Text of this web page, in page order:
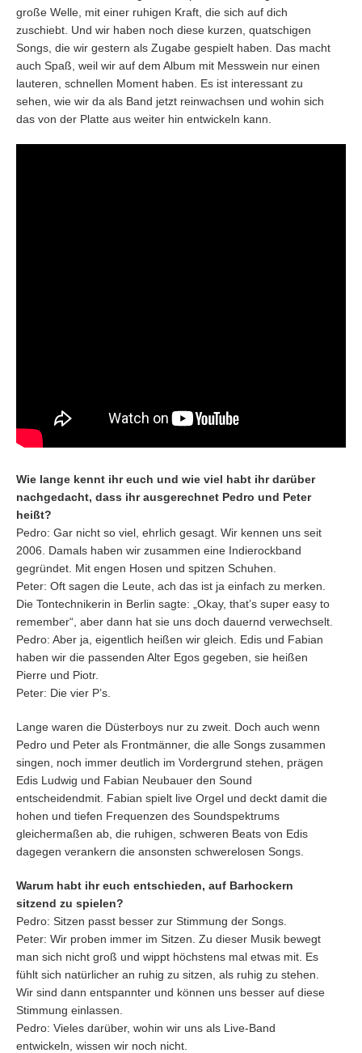
große Welle, mit einer ruhigen Kraft, die sich auf dich
zuschiebt. Und wir haben noch diese kurzen, quatschigen
Songs, die wir gestern als Zugabe gespielt haben. Das macht
auch Spaß, weil wir auf dem Album mit Messwein nur einen
lauteren, schnellen Moment haben. Es ist interessant zu
sehen, wie wir da als Band jetzt reinwachsen und wohin sich
das von der Platte aus weiter hin entwickeln kann.
Wie lange kennt ihr euch und wie viel habt ihr darüber
nachgedacht, dass ihr ausgerechnet Pedro und Peter
heißt?
Pedro: Gar nicht so viel, ehrlich gesagt. Wir kennen uns seit
2006. Damals haben wir zusammen eine Indierockband
gegründet. Mit engen Hosen und spitzen Schuhen.
Peter: Oft sagen die Leute, ach das ist ja einfach zu merken.
Die Tontechnikerin in Berlin sagte: „Okay, that’s super easy to
remember“, aber dann hat sie uns doch dauernd verwechselt.
Pedro: Aber ja, eigentlich heißen wir gleich. Edis und Fabian
haben wir die passenden Alter Egos gegeben, sie heißen
Pierre und Piotr.
Peter: Die vier P’s.
Lange waren die Düsterboys nur zu zweit. Doch auch wenn
Pedro und Peter als Frontmänner, die alle Songs zusammen
singen, noch immer deutlich im Vordergrund stehen, prägen
Edis Ludwig und Fabian Neubauer den Sound
entscheidendmit. Fabian spielt live Orgel und deckt damit die
hohen und tiefen Frequenzen des Soundspektrums
gleichermaßen ab, die ruhigen, schweren Beats von Edis
dagegen verankern die ansonsten schwerelosen Songs.
Warum habt ihr euch entschieden, auf Barhockern
sitzend zu spielen?
Pedro: Sitzen passt besser zur Stimmung der Songs.
Peter: Wir proben immer im Sitzen. Zu dieser Musik bewegt
man sich nicht groß und wippt höchstens mal etwas mit. Es
fühlt sich natürlicher an ruhig zu sitzen, als ruhig zu stehen.
Wir sind dann entspannter und können uns besser auf diese
Stimmung einlassen.
Pedro: Vieles darüber, wohin wir uns als Live-Band
entwickeln, wissen wir noch nicht.